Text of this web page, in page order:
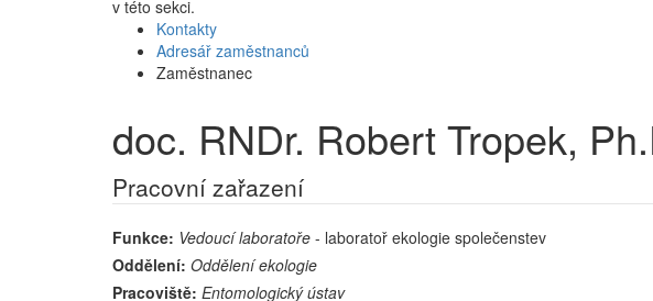
v této sekci.
Kontakty
Adresář zaměstnanců
Zaměstnanec
doc. RNDr. Robert Tropek,
Pracovní zařazení
Funkce: Vedoucí laboratoře - laboratoř ekologie společenstev
Oddělení: Oddělení ekologie
Pracoviště: Entomologický ústav